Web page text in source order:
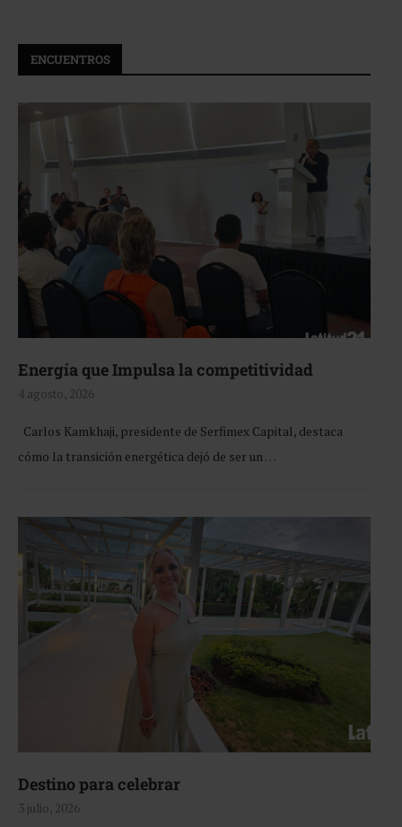
ENCUENTROS
Energía que Impulsa la competitividad
4 agosto, 2026
Carlos Kamkhaji, presidente de Serfimex Capital, destaca
cómo la transición energética dejó de ser un …
Destino para celebrar
3 julio, 2026